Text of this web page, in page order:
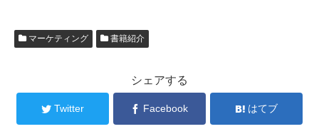
マーケティング 書籍紹介
シェアする
Twitter Facebook はてブ